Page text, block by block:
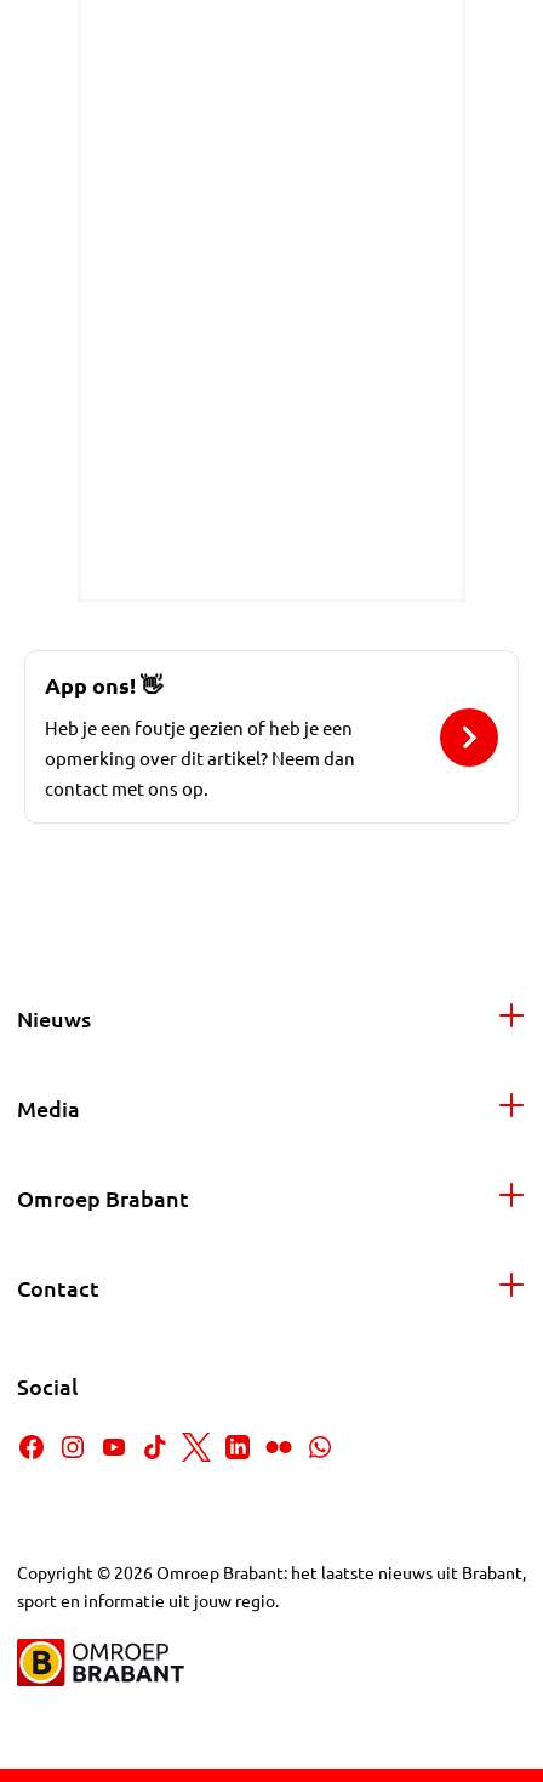
App ons!👋
Heb je een foutje gezien of heb je een
opmerking over dit artikel? Neem dan
contact met ons op.
Nieuws
Media
Omroep Brabant
Contact
Social
Copyright © 2026Omroep Brabant: het laatste nieuws uit Brabant,
sport en informatie uit jouw regio.